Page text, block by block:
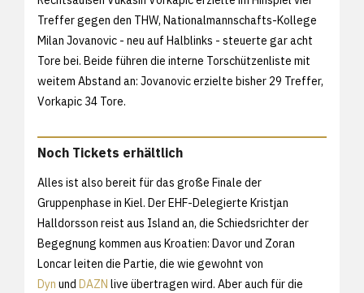
Treffer gegen den THW, Nationalmannschafts-Kollege
Milan Jovanovic - neu auf Halblinks - steuerte gar acht
Tore bei. Beide führen die interne Torschützenliste mit
weitem Abstand an: Jovanovic erzielte bisher 29 Treffer,
Vorkapic 34 Tore.
Noch Tickets erhältlich
Alles ist also bereit für das große Finale der
Gruppenphase in Kiel. Der EHF-Delegierte Kristjan
Halldorsson reist aus Island an, die Schiedsrichter der
Begegnung kommen aus Kroatien: Davor und Zoran
Loncar leiten die Partie, die wie gewohnt von
Dyn und DAZN live übertragen wird. Aber auch für die